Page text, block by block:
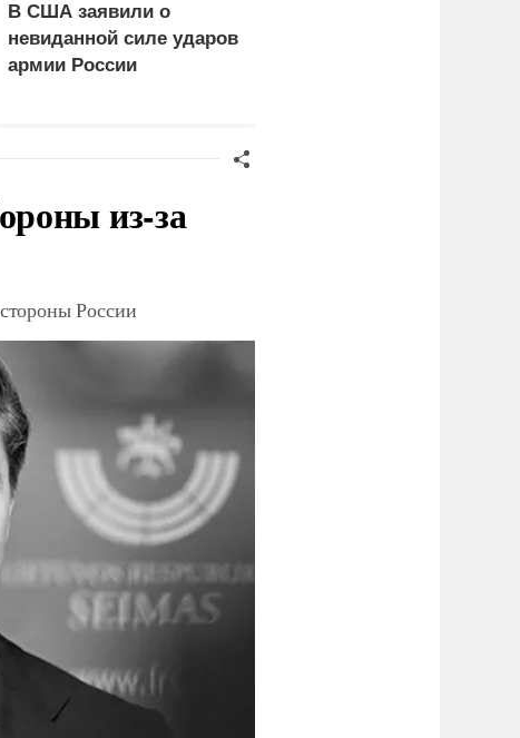
В США заявили о
невиданной силе ударов
армии России
из-за
России